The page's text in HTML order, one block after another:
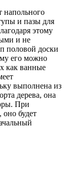
напольного
и пазы для
этому
и не
половой доски
его можно
как ванные
выполнена из
дерева, она
При
будет